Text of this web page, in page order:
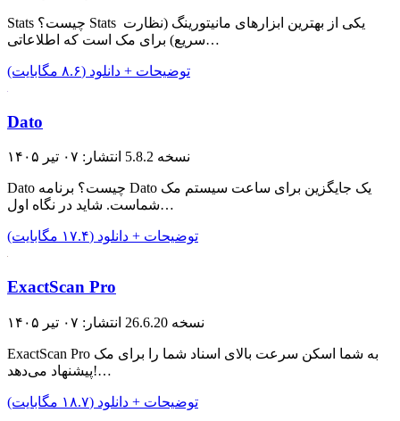
Stats چیست؟ Stats یکی از بهترین ابزارهای مانیتورینگ (نظارت
سریع) برای مک است که اطلاعاتی…
توضیحات + دانلود (۸.۶ مگابایت)
Dato
نسخه 5.8.2 انتشار: ۰۷ تیر ۱۴۰۵
Dato چیست؟ برنامه Dato یک جایگزین برای ساعت سیستم مک
شماست. شاید در نگاه اول…
توضیحات + دانلود (۱۷.۴ مگابایت)
ExactScan Pro
نسخه 26.6.20 انتشار: ۰۷ تیر ۱۴۰۵
ExactScan Pro به شما اسکن سرعت بالای اسناد شما را برای مک
پیشنهاد می‌دهد!…
توضیحات + دانلود (۱۸.۷ مگابایت)